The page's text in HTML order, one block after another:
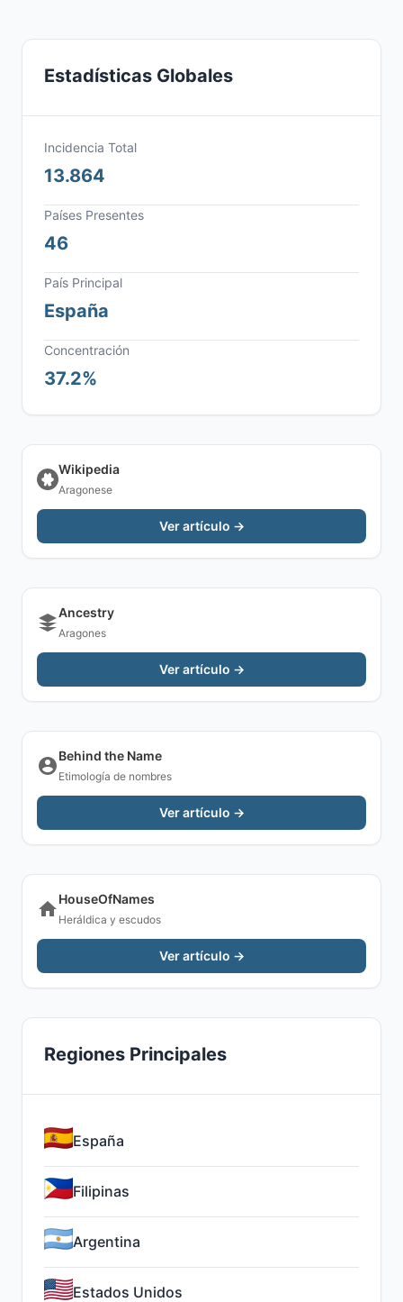
Estadísticas Globales
Incidencia Total
13.864
Países Presentes
46
País Principal
España
Concentración
37.2%
Wikipedia
Aragonese
Ver artículo →
Ancestry
Aragones
Ver artículo →
Behind the Name
Etimología de nombres
Ver artículo →
HouseOfNames
Heráldica y escudos
Ver artículo →
Regiones Principales
España
Filipinas
Argentina
Estados Unidos